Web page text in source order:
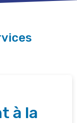
à la